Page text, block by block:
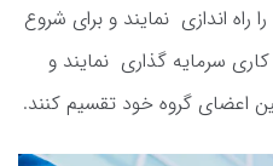
اندازی نمایند و برای شروع
سرمایه گذاری نمایند و
اعضای گروه خود تقسیم کنند.